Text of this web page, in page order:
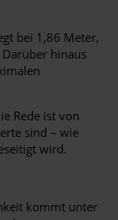
bei 1,86 Meter,
hinaus
Rede ist von
sind – wie
wird.
kommt unter